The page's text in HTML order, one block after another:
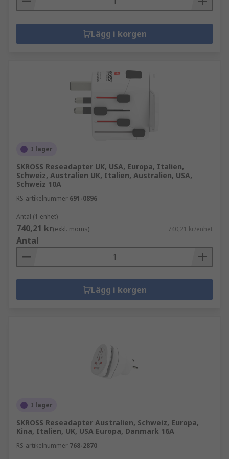
Lägg i korgen
I lager
SKROSS Reseadapter UK, USA, Europa, Italien,
Schweiz, Australien UK, Italien, Australien, USA,
Schweiz 10A
RS-artikelnummer 691-0896
Antal (1 enhet)
740,21 kr(exkl. moms) 740,21 kr/enhet
Antal
Lägg i korgen
I lager
SKROSS Reseadapter Australien, Schweiz, Europa,
Kina, Italien, UK, USA Europa, Danmark 16A
RS-artikelnummer 768-2870